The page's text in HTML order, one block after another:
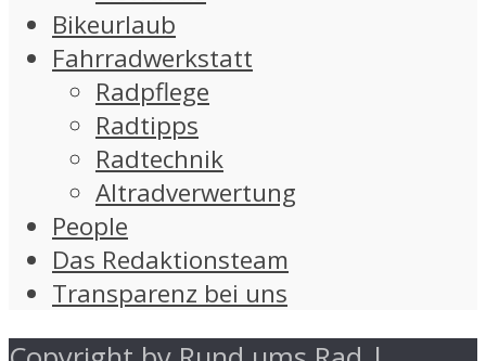
Bikeurlaub
Fahrradwerkstatt
Radpflege
Radtipps
Radtechnik
Altradverwertung
People
Das Redaktionsteam
Transparenz bei uns